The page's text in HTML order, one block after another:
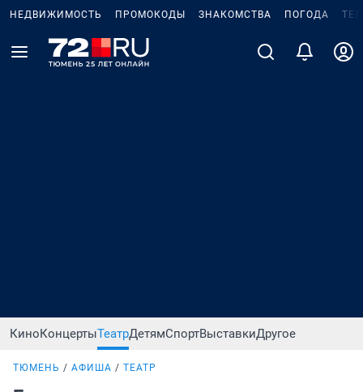
НЕДВИЖИМОСТЬ ПРОМОКОДЫ ЗНАКОМСТВА ПОГОДА
КиноКонцертыТеатрДетямСпортВыставкиДругое
ТЮМЕНЬ АФИША ТЕАТР